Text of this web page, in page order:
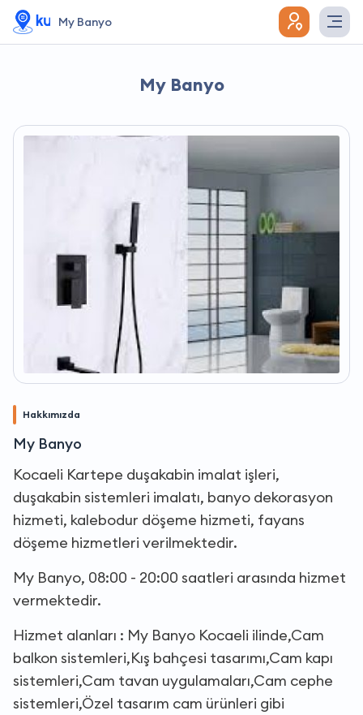
My Banyo
My Banyo
Hakkımızda
My Banyo
Kocaeli Kartepe duşakabin imalat işleri,
duşakabin sistemleri imalatı, banyo dekorasyon
hizmeti, kalebodur döşeme hizmeti, fayans
döşeme hizmetleri verilmektedir.
My Banyo, 08:00 - 20:00 saatleri arasında hizmet
vermektedir.
Hizmet alanları : My Banyo Kocaeli ilinde,Cam
balkon sistemleri,Kış bahçesi tasarımı,Cam kapı
sistemleri,Cam tavan uygulamaları,Cam cephe
sistemleri,Özel tasarım cam ürünleri gibi